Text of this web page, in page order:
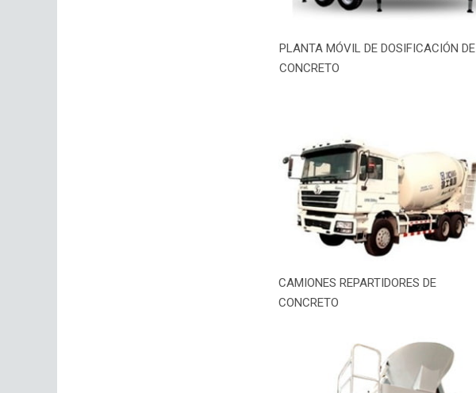
PLANTA MÓVIL DE DOSIFICACIÓN DE
CONCRETO
CAMIONES REPARTIDORES DE
CONCRETO